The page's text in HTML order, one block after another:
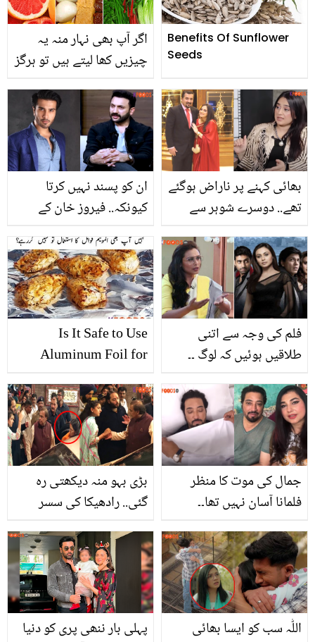
اگر آپ بھی نہار منہ یہ
چیزیں کھا لیتے ہیں تو ہرگز
چیزیں جو ڈاکٹرز نہار منہ
کھانے سے منع کرتے ہیں
Benefits Of Sunflower
Seeds
ان کو پسند نہیں کرتا
کیونکہ.. فیروز خان کے
فائق خان اچانک کیوں
بھڑک اٹھے؟
بھائی کہنے پر ناراض ہوگئے
تھے.. دوسرے شوہر سے
جہانزیب نے پوری کہانی
سنادی
Is It Safe to Use
Aluminum Foil for
فلم کی وجہ سے اتنی
طلاقیں ہوئیں کہ لوگ ۔۔
کے متعلق ایسی بات کیوں
کہہ ڈالی؟ ویڈیو کلپ
بڑی بہو منہ دیکھتی رہ
گئی.. رادھیکا کی سسر
ویڈیو وائرل
جمال کی موت کا منظر
فلمانا آسان نہیں تھا۔۔
سین پر بات کرتے ہوئے
دکھی ہوگئے
پہلی بار ننھی پری کو دنیا
اللّٰہ سب کو ایسا بھائی